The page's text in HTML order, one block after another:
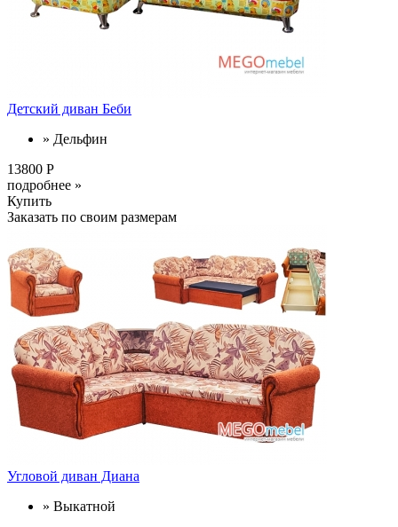
Детский диван Беби
» Дельфин
13800 Р
подробнее »
Купить
Заказать по своим размерам
Угловой диван Диана
» Выкатной